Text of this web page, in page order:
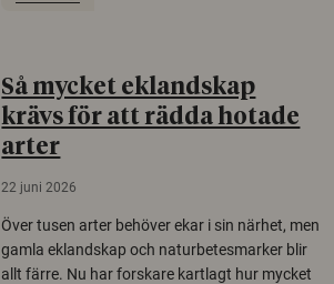
Så mycket eklandskap
krävs för att rädda hotade
arter
22 juni 2026
Över tusen arter behöver ekar i sin närhet, men
gamla eklandskap och naturbetesmarker blir
allt färre. Nu har forskare kartlagt hur mycket